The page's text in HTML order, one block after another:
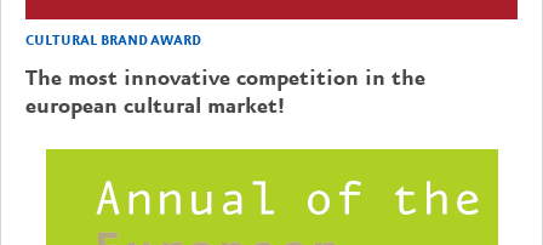
CULTURAL BRAND AWARD
The most innovative competition in the
european cultural market!